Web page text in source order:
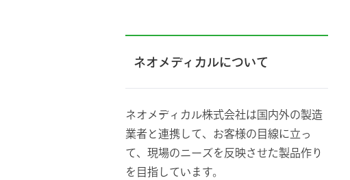
ネオメディカルについて
ネオメディカル株式会社は国内外の製造
業者と連携して、お客様の目線に立っ
て、現場のニーズを反映させた製品作り
を目指しています。